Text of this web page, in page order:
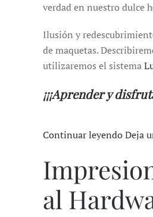
verdad en nuestro dulce
Ilusión y
de maquetas.
utilizaremos el sistema
¡¡¡Aprender y
Continuar leyendoDeja
al